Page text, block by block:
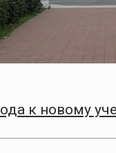
к новому